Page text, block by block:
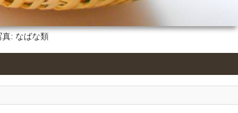
真: なばな類